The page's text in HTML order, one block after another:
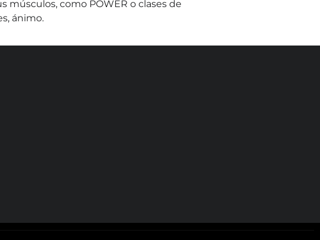
músculos, como POWER o clases de
ánimo.